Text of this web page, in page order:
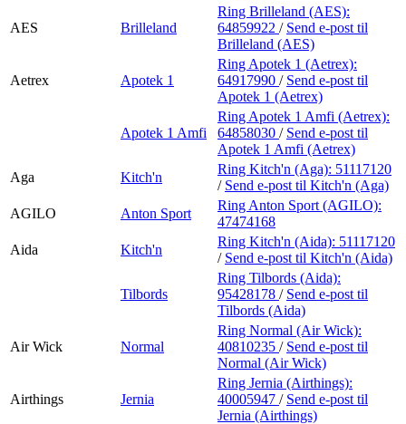
AES Brilleland
Ring Brilleland (AES):
64859922 / Send e-post til
Brilleland (AES)
Aetrex Apotek 1
Ring Apotek 1 (Aetrex):
64917990 / Send e-post til
Apotek 1 (Aetrex)
Apotek 1 Amfi
Ring Apotek 1 Amfi (Aetrex):
64858030 / Send e-post til
Apotek 1 Amfi (Aetrex)
Aga
Kitch'n
Ring Kitch'n (Aga): 51117120
/ Send e-post til Kitch'n (Aga)
AGILO
Anton Sport
Ring Anton Sport (AGILO):
47474168
Aida
Kitch'n
Ring Kitch'n (Aida): 51117120
/ Send e-post til Kitch'n (Aida)
Tilbords
Ring Tilbords (Aida):
95428178 / Send e-post til
Tilbords (Aida)
Air Wick Normal
Ring Normal (Air Wick):
40810235 / Send e-post til
Normal (Air Wick)
Airthings Jernia
Ring Jernia (Airthings):
40005947 / Send e-post til
Jernia (Airthings)